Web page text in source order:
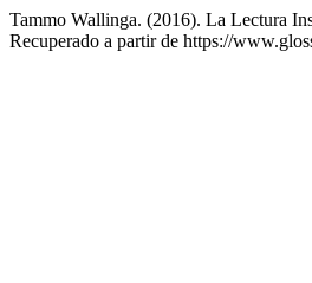
Tammo Wallinga. (2016). La Lectura
Recuperado a partir de https://